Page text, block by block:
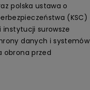
polska ustawa o
(KSC)
instytucji surowsze
danych i systemów
obrona przed